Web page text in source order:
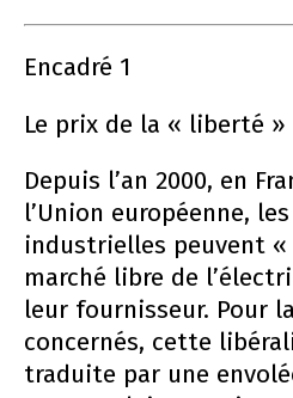
Encadré 1
Le prix de la « liberté »
Depuis l’an 2000, en
l’Union européenne,
industrielles peuvent «
marché libre de
leur fournisseur. Pour
concernés, cette
traduite par une